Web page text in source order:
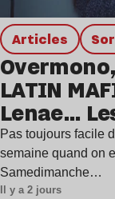
Articles
LATIN
Lenae…
semaine
Pas toujours facile
semaine quand on
Samedimanche…
Il y a 2 jours